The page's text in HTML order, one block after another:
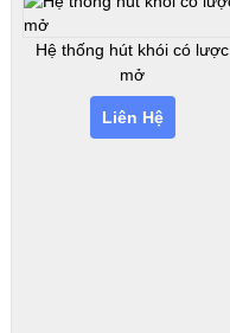
Hệ thống hút khói có lược
mở
Liên Hệ